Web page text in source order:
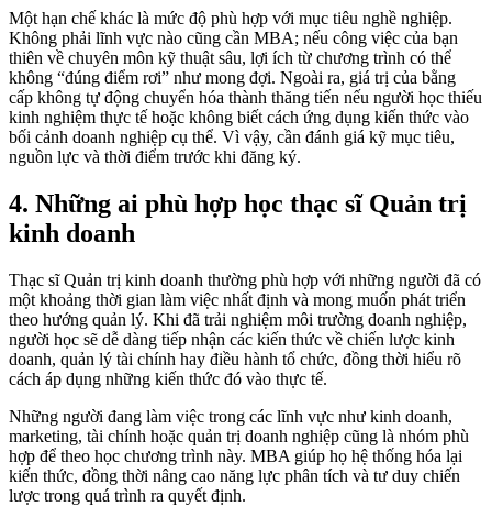
Một hạn chế khác là mức độ phù hợp với mục tiêu nghề nghiệp.
Không phải lĩnh vực nào cũng cần MBA; nếu công việc của bạn
thiên về chuyên môn kỹ thuật sâu, lợi ích từ chương trình có thể
không “đúng điểm rơi” như mong đợi. Ngoài ra, giá trị của bằng
cấp không tự động chuyển hóa thành thăng tiến nếu người học thiếu
kinh nghiệm thực tế hoặc không biết cách ứng dụng kiến thức vào
bối cảnh doanh nghiệp cụ thể. Vì vậy, cần đánh giá kỹ mục tiêu,
nguồn lực và thời điểm trước khi đăng ký.
4. Những ai phù hợp học thạc sĩ Quản trị
kinh doanh
Thạc sĩ Quản trị kinh doanh thường phù hợp với những người đã có
một khoảng thời gian làm việc nhất định và mong muốn phát triển
theo hướng quản lý. Khi đã trải nghiệm môi trường doanh nghiệp,
người học sẽ dễ dàng tiếp nhận các kiến thức về chiến lược kinh
doanh, quản lý tài chính hay điều hành tổ chức, đồng thời hiểu rõ
cách áp dụng những kiến thức đó vào thực tế.
Những người đang làm việc trong các lĩnh vực như kinh doanh,
marketing, tài chính hoặc quản trị doanh nghiệp cũng là nhóm phù
hợp để theo học chương trình này. MBA giúp họ hệ thống hóa lại
kiến thức, đồng thời nâng cao năng lực phân tích và tư duy chiến
lược trong quá trình ra quyết định.